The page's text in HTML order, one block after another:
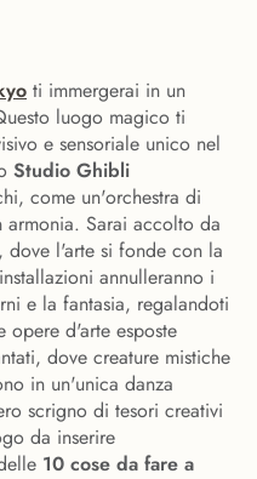
ti immergerai in un
luogo magico ti
e sensoriale unico nel
Studio Ghibli
come un'orchestra di
Sarai accolto da
dove l'arte si fonde con la
annulleranno i
e la fantasia, regalandoti
opere d'arte esposte
dove creature mistiche
in un'unica danza
scrigno di tesori creativi
da inserire
10 cose da fare a